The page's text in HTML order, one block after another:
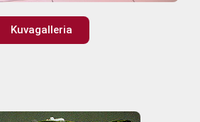
Kuvagalleria